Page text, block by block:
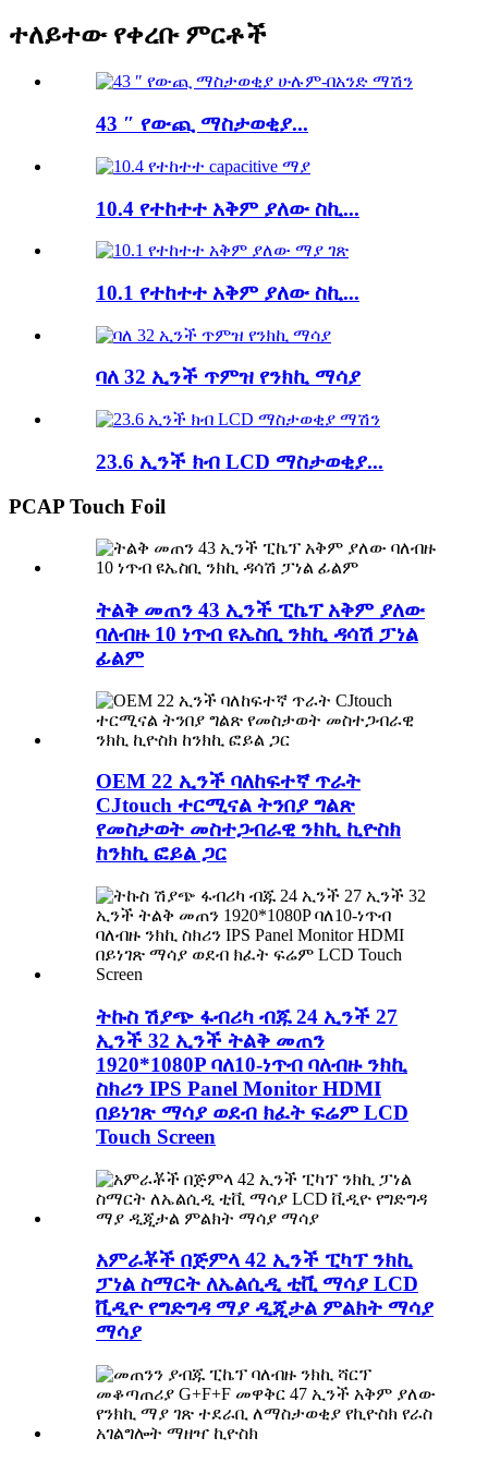
ተለይተው የቀረቡ ምርቶች
43 ″ የውጪ ማስታወቂያ...
10.4 የተከተተ አቅም ያለው ስኪ...
10.1 የተከተተ አቅም ያለው ስኪ...
ባለ 32 ኢንች ጥምዝ የንክኪ ማሳያ
23.6 ኢንች ክብ LCD ማስታወቂያ...
PCAP Touch Foil
ትልቅ መጠን 43 ኢንች ፒኬፕ አቅም ያለው
ባለብዙ 10 ነጥብ ዩኤስቢ ንክኪ ዳሳሽ ፓነል
ፊልም
OEM 22 ኢንች ባለከፍተኛ ጥራት
CJtouch ተርሚናል ትንበያ ግልጽ
የመስታወት መስተጋብራዊ ንክኪ ኪዮስክ
ከንክኪ ፎይል ጋር
ትኩስ ሽያጭ ፋብሪካ ብጁ 24 ኢንች 27
ኢንች 32 ኢንች ትልቅ መጠን
1920*1080P ባለ10-ነጥብ ባለብዙ ንክኪ
ስክሪን IPS Panel Monitor HDMI
በይነገጽ ማሳያ ወደብ ክፈት ፍሬም LCD
Touch Screen
አምራቾች በጅምላ 42 ኢንች ፒካፕ ንክኪ
ፓነል ስማርት ለኤልሲዲ ቲቪ ማሳያ LCD
ቪዲዮ የግድግዳ ማያ ዲጂታል ምልክት ማሳያ
ማሳያ